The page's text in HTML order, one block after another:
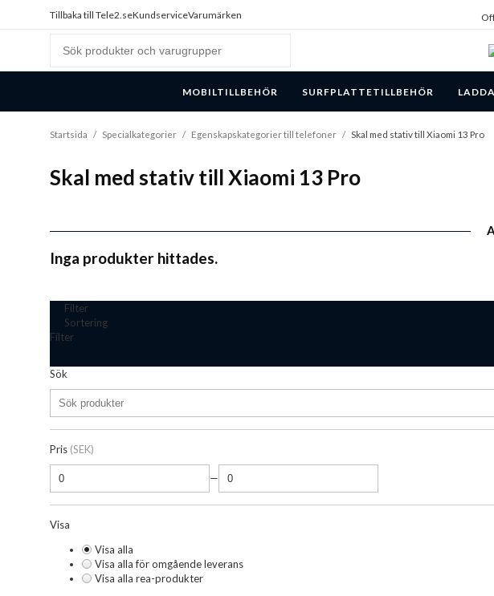
Tillbaka till Tele2.seKundserviceVarumärken
MOBILTILLBEHÖR SURFPLATTETILLBEHÖR
Startsida / Specialkategorier / Egenskapskategorier till telefoner / Skal med stativ till Xiaomi 13 Pro
Skal med stativ till Xiaomi 13 Pro
Inga produkter hittades.
Filter
Sortering
Filter
Sök
Pris (SEK)
—
Visa
Visa alla
Visa alla för omgående leverans
Visa alla rea-produkter